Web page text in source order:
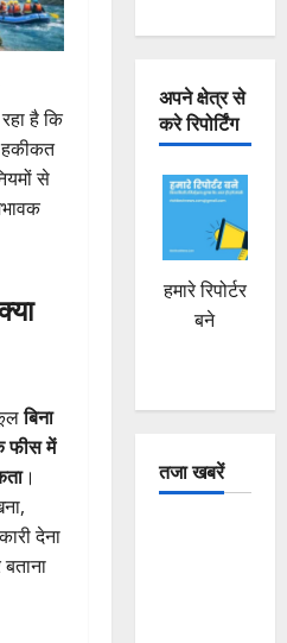
है कि
हकीकत
से
बिना
फीस में
।
देना
अपने क्षेत्र से
करे रिपोर्टिंग
हमारे रिपोर्टर
बने
तजा खबरें